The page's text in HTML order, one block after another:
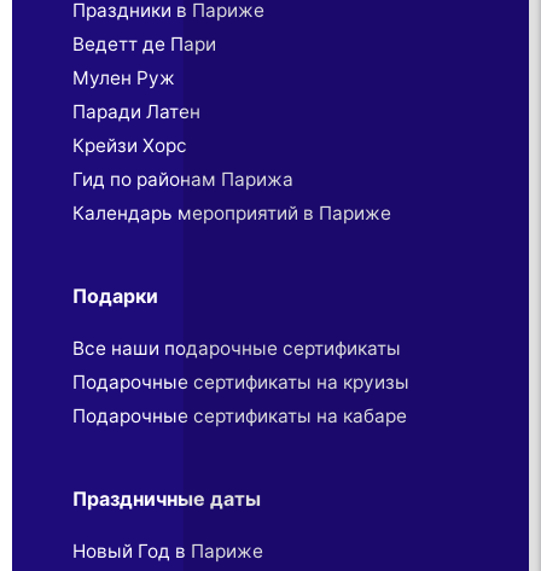
Праздники в Париже
Ведетт де Пари
Мулен Руж
Паради Латен
Крейзи Хорс
Гид по районам Парижа
Календарь мероприятий в Париже
Подарки
Все наши подарочные сертификаты
Подарочные сертификаты на круизы
Подарочные сертификаты на кабаре
Праздничные даты
Новый Год в Париже